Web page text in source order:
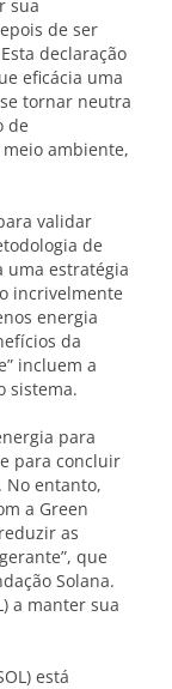
sua
de ser
declaração
eficácia uma
tornar neutra
de
ambiente,
validar
de
uma estratégia
incrivelmente
energia
da
incluem a
sistema.
para
para concluir
No entanto,
a Green
as
que
Solana.
a manter sua
está